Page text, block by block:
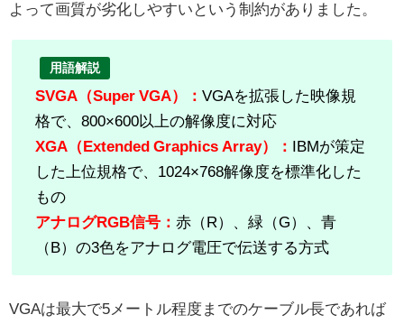
よって画質が劣化しやすいという制約がありました。
用語解説
SVGA（Super VGA）： VGAを拡張した映像規
格で、800×600以上の解像度に対応
XGA（Extended Graphics Array）： IBMが策定
した上位規格で、1024×768解像度を標準化した
もの
アナログRGB信号： 赤（R）、緑（G）、青
（B）の3色をアナログ電圧で伝送する方式
VGAは最大で5メートル程度までのケーブル長であれば